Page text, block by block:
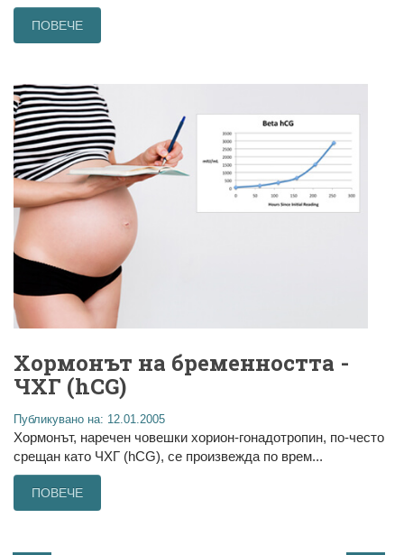
ПОВЕЧЕ
Хормонът на бременността -
ЧХГ (hCG)
Публикувано на: 12.01.2005
Хормонът, наречен човешки хорион-гонадотропин, по-често
срещан като ЧХГ (hCG), се произвежда по врем...
ПОВЕЧЕ